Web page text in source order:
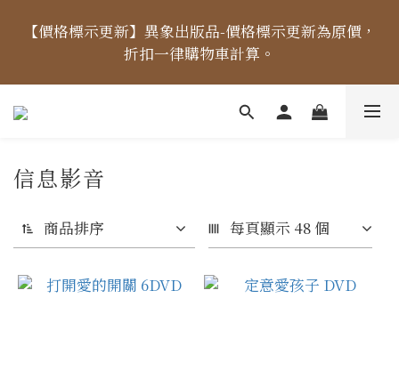
【價格標示更新】異象出版品-價格標示更新為原價，
折扣一律購物車計算。
【價格標示更新】異象出版品-價格標示更新為原價，
折扣一律購物車計算。
【出貨時間】04/14起，每周二、四、五出貨 (國定假
日除外) ，出貨日當天「中午12點前未完成付款」之訂
【價格標示更新】異象出版品-價格標示更新為原價，
信息影音
商品排序 每頁顯示 48 個